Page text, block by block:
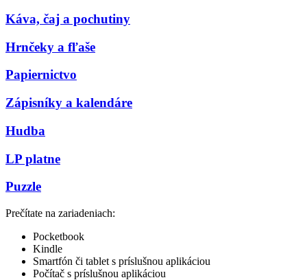
Káva, čaj a pochutiny
Hrnčeky a fľaše
Papiernictvo
Zápisníky a kalendáre
Hudba
LP platne
Puzzle
Prečítate na zariadeniach:
Pocketbook
Kindle
Smartfón či tablet s príslušnou aplikáciou
Počítač s príslušnou aplikáciou